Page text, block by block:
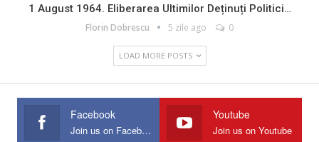
1 August 1964. Eliberarea Ultimilor Deținuți Politici…
Florin Dobrescu 5 zile ago 0
LOAD MORE POSTS
Facebook
Join us on Facebook
Youtube
Join us on Youtube